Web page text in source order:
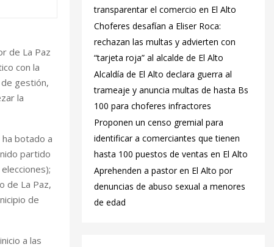
de La Paz
con la
gestión,
la
botado a
partido
de La Paz,
de
a las
transparentar el comercio en El Alto
Choferes desafían a Eliser Roca:
rechazan las multas y advierten con
“tarjeta roja” al alcalde de El Alto
‎Alcaldía de El Alto declara guerra al
trameaje y anuncia multas de hasta Bs
100 para choferes infractores
Proponen un censo gremial para
identificar a comerciantes que tienen
hasta 100 puestos de ventas en El Alto
Aprehenden a pastor en El Alto por
denuncias de abuso sexual a menores
de edad